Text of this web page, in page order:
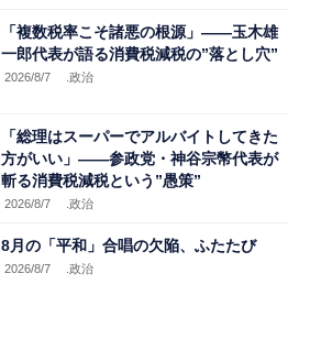
「複数税率こそ諸悪の根源」――玉木雄
一郎代表が語る消費税減税の”落とし穴”
2026/8/7 .政治
「総理はスーパーでアルバイトしてきた
方がいい」――参政党・神谷宗幣代表が
斬る消費税減税という”愚策”
2026/8/7 .政治
8月の「平和」合唱の欠陥、ふたたび
2026/8/7 .政治